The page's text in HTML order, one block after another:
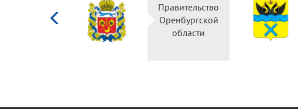
Правительство
Оренбургской
области